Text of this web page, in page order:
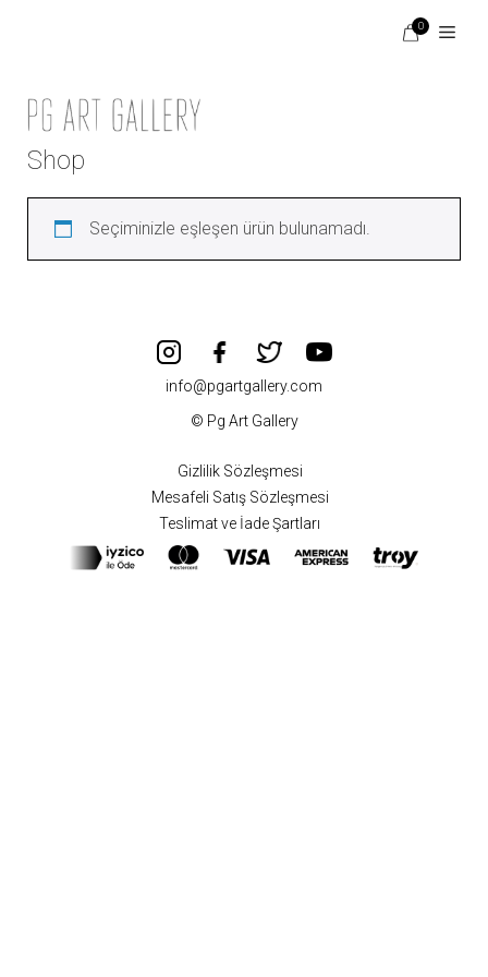
0
Shop
Seçiminizle eşleşen ürün bulunamadı.
info@pgartgallery.com
© Pg Art Gallery
Gizlilik Sözleşmesi
Mesafeli Satış Sözleşmesi
Teslimat ve İade Şartları